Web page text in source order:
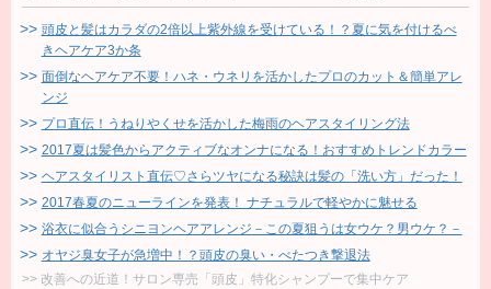
頭皮と髪はカラダの2倍以上紫外線を受けている！？夏に気を付けるべ
きヘアケア3か条
面倒なヘアケア不要！ハネ・ウネリを活かしたプロのカット＆簡単アレ
ンジ
プロ直伝！うねりやくせを活かした梅雨のヘアスタイリング法
2017夏は髪色からアクティブなオンナになる！おすすめトレンドカラー
ヘアスタイリスト直伝♡さらツヤになる秘訣は髪の「洗い方」だった！
2017春夏のニューラインを発表！ ナチュラルで軽やかに魅せる
浴衣に似合うシニヨンヘアアレンジ－この夏狙うは女ウケ？男ウケ？－
オヤジ臭女子が急増中！？頭皮の臭い・べたつき撃退法
改善への近道！サロン専売「頭皮」特化シャンプーで集中ケア